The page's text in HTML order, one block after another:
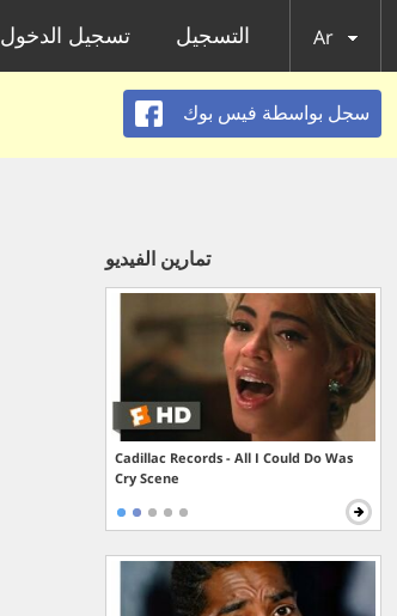
تسجيل الدخول التسجيل Ar
سجل بواسطة فيس بوك
تمارين الفيديو
Cadillac Records - All I Could Do Was
Cry Scene